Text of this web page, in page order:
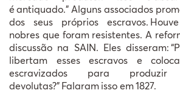
éantiquado.”Alguns associados
dos seus próprios escravos. Houve
nobres que foram resistentes. A
discussão na SAIN. Eles disseram:“
libertam esses escravos e
escravizados para
devolutas?”Falaramisso em1827.